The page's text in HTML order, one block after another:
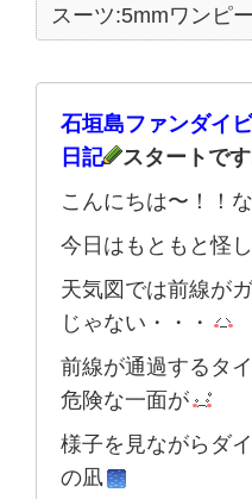
スーツ:5mmワンピ
石垣島ファンダイ
日記
スタートです
こんにちは〜！！
今日はもともと怪
天気図では前線が
じゃない・・・
前線が通過するタ
危険な一面が
様子を見ながらダ
の凪